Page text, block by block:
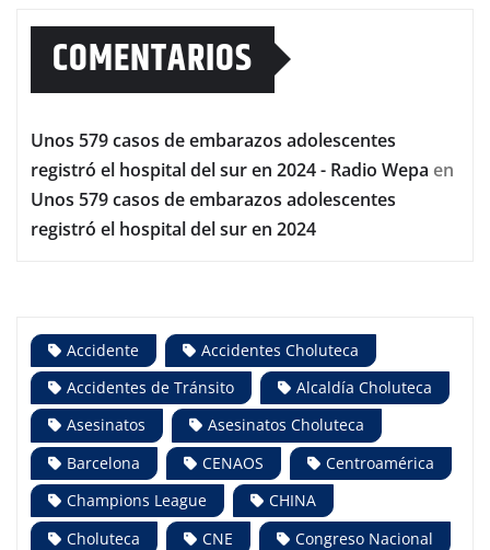
COMENTARIOS
Unos 579 casos de embarazos adolescentes
registró el hospital del sur en 2024 - Radio Wepa en
Unos 579 casos de embarazos adolescentes
registró el hospital del sur en 2024
Accidente
Accidentes Choluteca
Accidentes de Tránsito
Alcaldía Choluteca
Asesinatos
Asesinatos Choluteca
Barcelona
CENAOS
Centroamérica
Champions League
CHINA
Choluteca
CNE
Congreso Nacional